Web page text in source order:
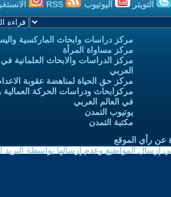
التويتر اليوتيوب
مركز دراسات وابحاث الماركسية
مركز مساواة المرأة
مركز الدراسات والابحاث العلمانية في
العربي
مركز حق الحياة لمناهضة عقوبة
مركزابحاث ودراسات الحركة العمالية
في العالم العربي
يوتيوب التمدن
مكتبة التمدن
عن رأي الموقع
إرسال المواضيع وعدم إرسالها بواسطة البريد